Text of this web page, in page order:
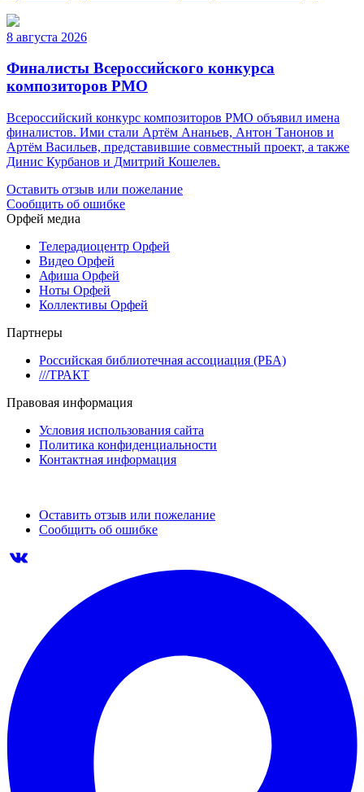
8 августа 2026
Финалисты Всероссийского конкурса
композиторов РМО
Всероссийский конкурс композиторов РМО объявил имена
финалистов. Ими стали Артём Ананьев, Антон Танонов и
Артём Васильев, представившие совместный проект, а также
Динис Курбанов и Дмитрий Кошелев.
Оставить отзыв или пожелание
Сообщить об ошибке
Орфей медиа
Телерадиоцентр Орфей
Видео Орфей
Афиша Орфей
Ноты Орфей
Коллективы Орфей
Партнеры
Российская библиотечная ассоциация (РБА)
///ТРАКТ
Правовая информация
Условия использования сайта
Политика конфиденциальности
Контактная информация
Оставить отзыв или пожелание
Сообщить об ошибке